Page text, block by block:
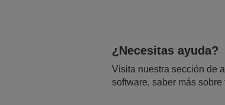
¿Necesitas ayuda?
Visita nuestra sección de
software, saber más